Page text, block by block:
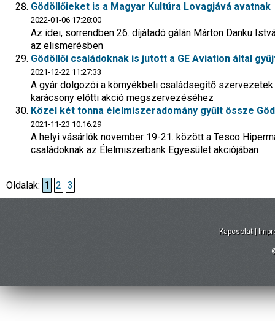
Gödöllőieket is a Magyar Kultúra Lovagjává avatnak
2022-01-06 17:28:00
Az idei, sorrendben 26. díjátadó gálán Márton Danku
az elismerésben
Gödöllői családoknak is jutott a GE Aviation által
2021-12-22 11:27:33
A gyár dolgozói a környékbeli családsegítő
karácsony előtti akció megszervezéséhez
Közel két tonna élelmiszeradomány gyűlt össze
2021-11-23 10:16:29
A helyi vásárlók november 19-21. között a Tesco
családoknak az Élelmiszerbank Egyesület akciójában
Oldalak: 1 2 3
Kapcsolat |